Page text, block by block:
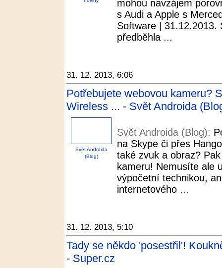
mohou navzájem
s Audi a Apple s
Software | 31.12.2013.
předběhla ...
31. 12. 2013, 6:06
Potřebujete webovou kameru?
Wireless ... - Svět Androida
Svět Androida
(Blog)
Svět Androida (Blog):
na Skype či přes
také zvuk a obraz?
kameru! Nemusíte ale
výpočetní technikou,
internetového ...
31. 12. 2013, 5:10
Tady se někdo 'posestřil'!
- Super.cz